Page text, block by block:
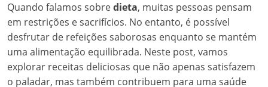
Quando falamos sobredieta, muitas pessoas pensam
em restrições e sacrifícios. No entanto, é possível
desfrutar de refeições saborosas enquanto se mantém
uma alimentação equilibrada. Neste post, vamos
explorar receitas deliciosas que não apenas satisfazem
o paladar, mas também contribuem para uma saúde